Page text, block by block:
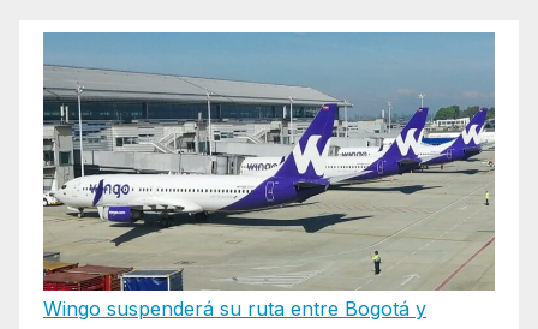
Wingo suspenderá su ruta entre Bogotá y